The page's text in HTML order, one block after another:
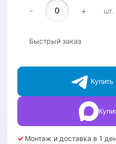
- + шт.
Быстрый заказ
✓ Монтаж и доставка в 1